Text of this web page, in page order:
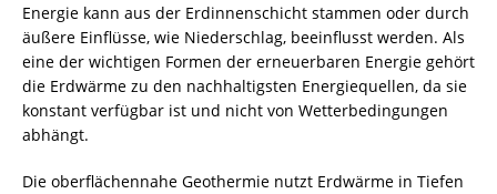
Energie kann aus der Erdinnenschicht stammen oder durch
äußere Einflüsse, wie Niederschlag, beeinflusst werden. Als
eine der wichtigen Formen der erneuerbaren Energie gehört
die Erdwärme zu den nachhaltigsten Energiequellen, da sie
konstant verfügbar ist und nicht von Wetterbedingungen
abhängt.
Die oberflächennahe Geothermie nutzt Erdwärme in Tiefen